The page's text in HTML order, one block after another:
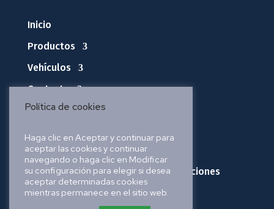
Inicio
Productos
Vehículos
Contacto
Política de cookies
Política de envíos, pedidos y devoluciones
Aviso legal
Política de cookies
Haga clic en Aceptar y continuar para
aceptar las cookies y continuar
navegando o haga clic en Modificar
su configuración para elegir si desea
aceptar determinadas cookies
mientras permanece en el sitio web.